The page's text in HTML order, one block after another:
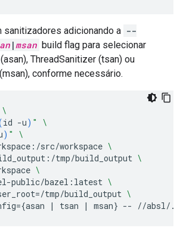
sanitizadores adicionando a --
|msan build flag para selecionar
ThreadSanitizer (tsan) ou
conforme necessário.
\
id -u) "
\
) "
\
src/workspace \
tmp/build_output \
\
public/bazel:latest \
=/tmp/build_output \
={asan | tsan | msan} -- //absl/